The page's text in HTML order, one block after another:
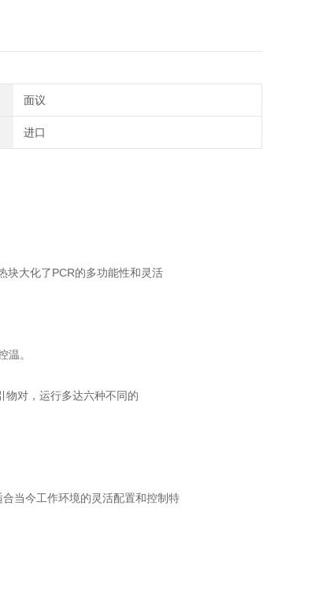
面议
进口
块大化了PCR的多功能性和灵活
温。
物对，运行多达六种不同的
当今工作环境的灵活配置和控制特